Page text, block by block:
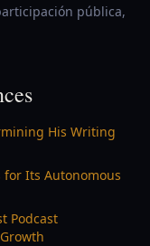
pública,
His Writing
for Its Autonomous
Podcast